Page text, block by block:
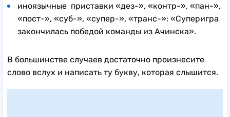
иноязычные приставки «дез-», «контр-», «пан-»,
«пост-», «суб-», «супер-», «транс-»: «Суперигра
закончилась победой команды из Ачинска».
В большинстве случаев достаточно произнесите
слово вслух и написать ту букву, которая слышится.